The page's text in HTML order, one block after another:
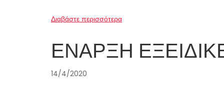
Διαβάστε περισσότερα
ΕΝΑΡΞΗ
14/4/2020